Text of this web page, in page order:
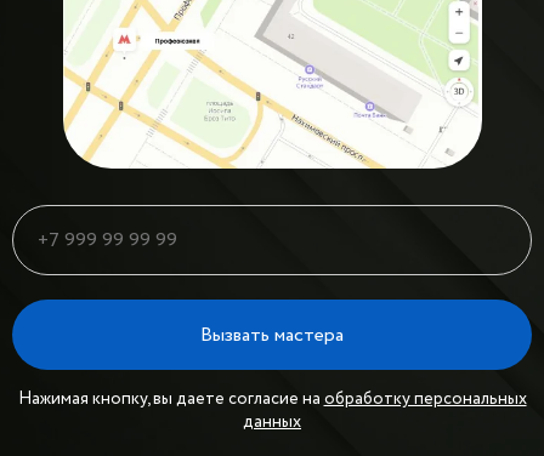
Вызвать мастера
Нажимая кнопку, вы даете согласие наобработку персональных
данных